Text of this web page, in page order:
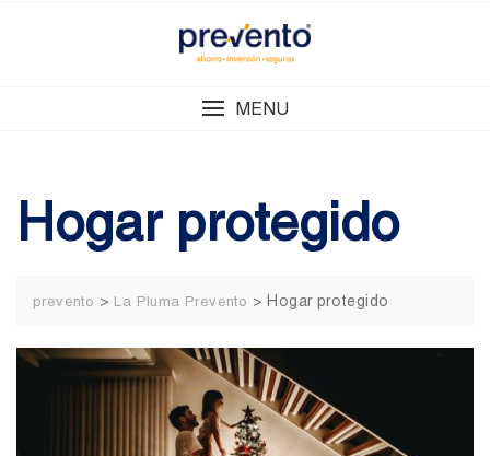
MENU
Hogar protegido
prevento > La Pluma Prevento > Hogar protegido